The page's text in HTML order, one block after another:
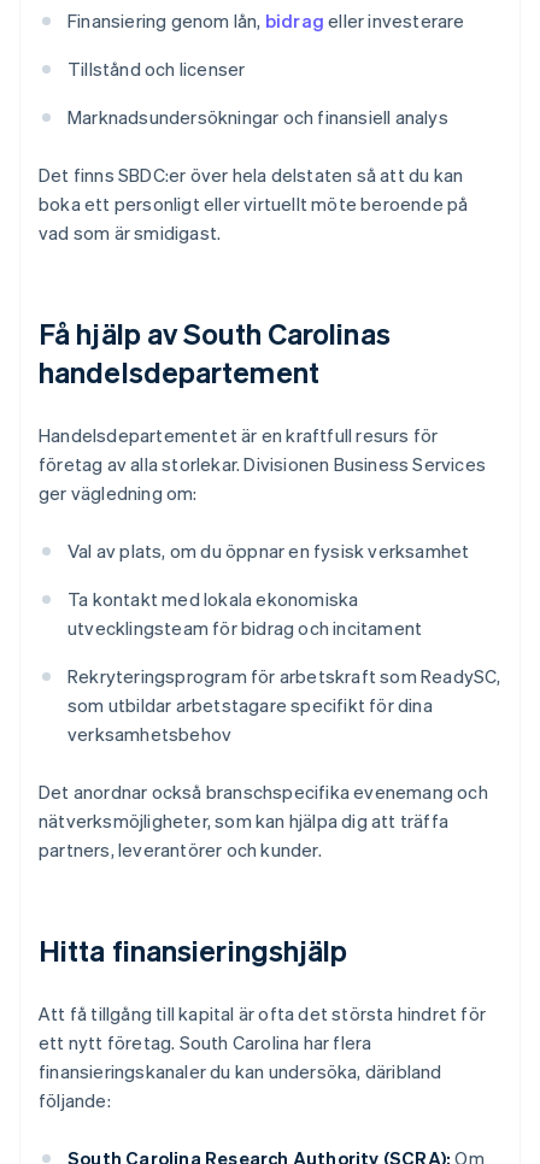
Finansiering genom lån, bidrag eller investerare
Tillstånd och licenser
Marknadsundersökningar och finansiell analys
Det finns SBDC:er över hela delstaten så att du kan
boka ett personligt eller virtuellt möte beroende på
vad som är smidigast.
Få hjälp av South Carolinas
handelsdepartement
Handelsdepartementet är en kraftfull resurs för
företag av alla storlekar. Divisionen Business Services
ger vägledning om:
Val av plats, om du öppnar en fysisk verksamhet
Ta kontakt med lokala ekonomiska
utvecklingsteam för bidrag och incitament
Rekryteringsprogram för arbetskraft som ReadySC,
som utbildar arbetstagare specifikt för dina
verksamhetsbehov
Det anordnar också branschspecifika evenemang och
nätverksmöjligheter, som kan hjälpa dig att träffa
partners, leverantörer och kunder.
Hitta finansieringshjälp
Att få tillgång till kapital är ofta det största hindret för
ett nytt företag. South Carolina har flera
finansieringskanaler du kan undersöka, däribland
följande:
South Carolina Research Authority (SCRA): Om